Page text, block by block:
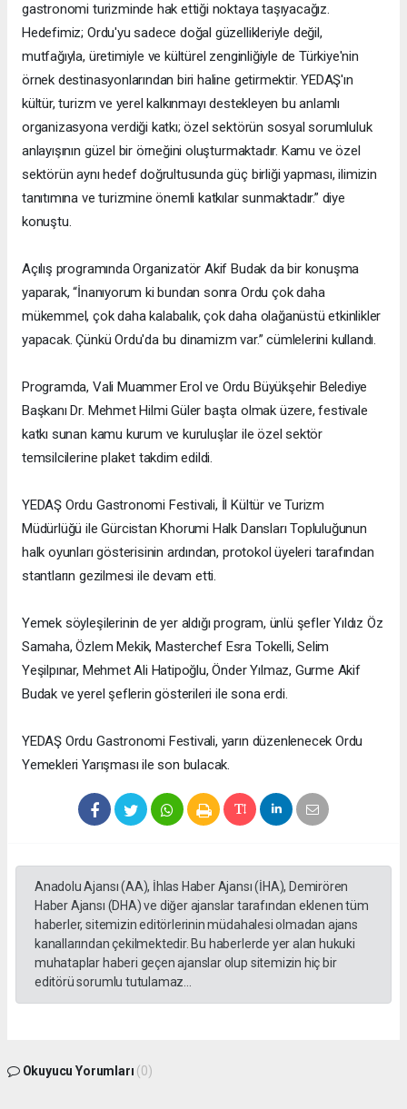
gastronomi turizminde hak ettiği noktaya taşıyacağız.
Hedefimiz; Ordu'yu sadece doğal güzellikleriyle değil,
mutfağıyla, üretimiyle ve kültürel zenginliğiyle de Türkiye'nin
örnek destinasyonlarından biri haline getirmektir. YEDAŞ'ın
kültür, turizm ve yerel kalkınmayı destekleyen bu anlamlı
organizasyona verdiği katkı; özel sektörün sosyal sorumluluk
anlayışının güzel bir örneğini oluşturmaktadır. Kamu ve özel
sektörün aynı hedef doğrultusunda güç birliği yapması, ilimizin
tanıtımına ve turizmine önemli katkılar sunmaktadır.” diye
konuştu.
Açılış programında Organizatör Akif Budak da bir konuşma
yaparak, “İnanıyorum ki bundan sonra Ordu çok daha
mükemmel, çok daha kalabalık, çok daha olağanüstü etkinlikler
yapacak. Çünkü Ordu'da bu dinamizm var.” cümlelerini kullandı.
Programda, Vali Muammer Erol ve Ordu Büyükşehir Belediye
Başkanı Dr. Mehmet Hilmi Güler başta olmak üzere, festivale
katkı sunan kamu kurum ve kuruluşlar ile özel sektör
temsilcilerine plaket takdim edildi.
YEDAŞ Ordu Gastronomi Festivali, İl Kültür ve Turizm
Müdürlüğü ile Gürcistan Khorumi Halk Dansları Topluluğunun
halk oyunları gösterisinin ardından, protokol üyeleri tarafından
stantların gezilmesi ile devam etti.
Yemek söyleşilerinin de yer aldığı program, ünlü şefler Yıldız Öz
Samaha, Özlem Mekik, Masterchef Esra Tokelli, Selim
Yeşilpınar, Mehmet Ali Hatipoğlu, Önder Yılmaz, Gurme Akif
Budak ve yerel şeflerin gösterileri ile sona erdi.
YEDAŞ Ordu Gastronomi Festivali, yarın düzenlenecek Ordu
Yemekleri Yarışması ile son bulacak.
Anadolu Ajansı (AA), İhlas Haber Ajansı (İHA), Demirören
Haber Ajansı (DHA) ve diğer ajanslar tarafından eklenen tüm
haberler, sitemizin editörlerinin müdahalesi olmadan ajans
kanallarından çekilmektedir. Bu haberlerde yer alan hukuki
muhataplar haberi geçen ajanslar olup sitemizin hiç bir
editörü sorumlu tutulamaz...
Okuyucu Yorumları (0)